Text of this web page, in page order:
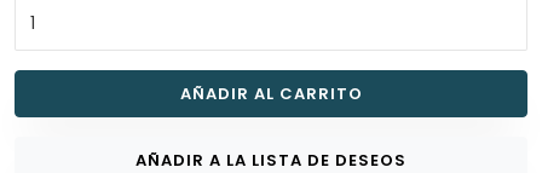
AÑADIR AL CARRITO
AÑADIR A LA LISTA DE DESEOS